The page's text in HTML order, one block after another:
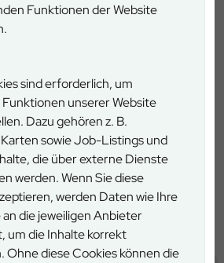
Funktionen der Website
sind erforderlich, um
unserer Website
Dazu gehören z. B.
sowie Job-Listings und
die über externe Dienste
werden. Wenn Sie diese
werden Daten wie Ihre
die jeweiligen Anbieter
um die Inhalte korrekt
Ohne diese Cookies können die
bequem online